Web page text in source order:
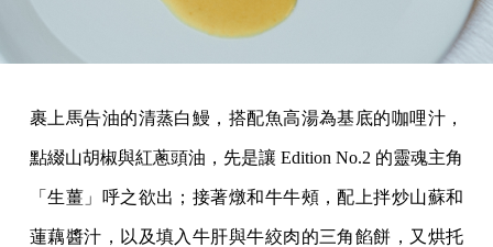
裹上馬告油的清蒸白鰻，搭配魚高湯為基底的咖哩汁，
點綴山胡椒與紅蔥頭油，先是讓 Edition No.2 的靈魂主角
「生薑」呼之欲出；接著燉和牛牛頰，配上拌炒山蘇和
蓮藕醬汁，以及填入牛肝與牛絞肉的三角餡餅，又烘托